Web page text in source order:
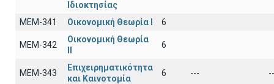
Ιδιοκτησίας
ΜΕΜ-341 Οικονομική Θεωρία Ι 6
ΜΕΜ-342
Οικονομική Θεωρία
6
ΜΕΜ-343
Επιχειρηματικότητα
και Καινοτομία
6 ---